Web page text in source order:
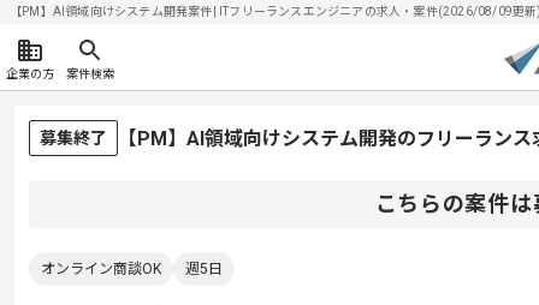
【PM】AI領域向けシステム開発案件| ITフリーランスエンジニアの求人・案件(2026/08/09更
企業の方 案件検索
募集終了 【PM】AI領域向けシステム開発のフリーラン
こちらの案件
オンライン商談OK 週5日